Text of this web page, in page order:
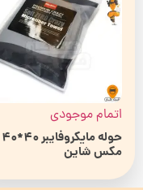
اتمام موجودی
حوله مایکروفایبر 40*40
مکس شاین